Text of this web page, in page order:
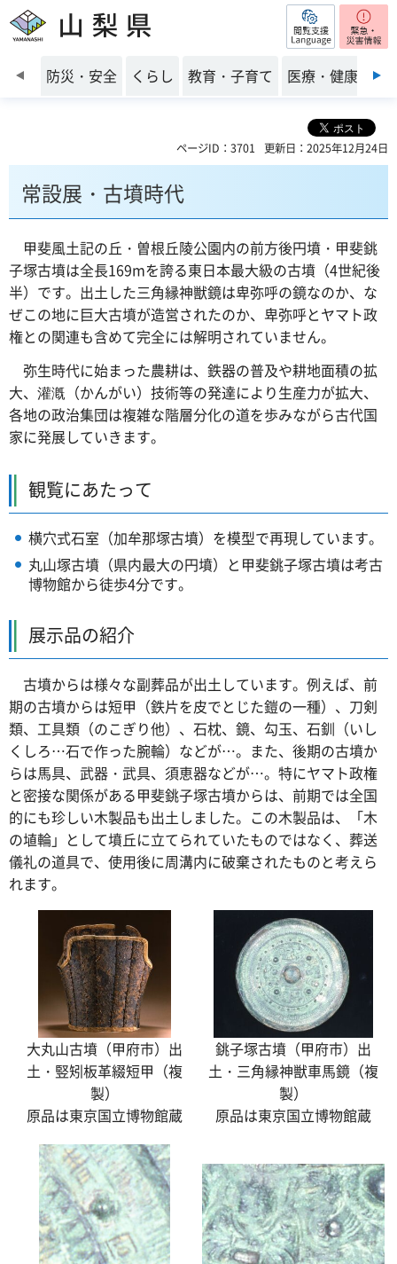
山梨県 閲覧支援
前のスライドを表示
防災・安全 くらし 教育・子育て 医療・健康・福
ページID：3701 更新日：2025年12月24日
常設展・古墳時代
甲斐風土記の丘・曽根丘陵公園内の前方後円墳・甲斐銚
子塚古墳は全長169mを誇る東日本最大級の古墳（4世紀後
半）です。出土した三角縁神獣鏡は卑弥呼の鏡なのか、な
ぜこの地に巨大古墳が造営されたのか、卑弥呼とヤマト政
権との関連も含めて完全には解明されていません。
弥生時代に始まった農耕は、鉄器の普及や耕地面積の拡
大、灌漑（かんがい）技術等の発達により生産力が拡大、
各地の政治集団は複雑な階層分化の道を歩みながら古代国
家に発展していきます。
観覧にあたって
横穴式石室（加牟那塚古墳）を模型で再現しています。
丸山塚古墳（県内最大の円墳）と甲斐銚子塚古墳は考古
博物館から徒歩4分です。
展示品の紹介
古墳からは様々な副葬品が出土しています。例えば、前
期の古墳からは短甲（鉄片を皮でとじた鎧の一種）、刀剣
類、工具類（のこぎり他）、石枕、鏡、勾玉、石釧（いし
くしろ…石で作った腕輪）などが…。また、後期の古墳か
らは馬具、武器・武具、須恵器などが…。特にヤマト政権
と密接な関係がある甲斐銚子塚古墳からは、前期では全国
的にも珍しい木製品も出土しました。この木製品は、「木
の埴輪」として墳丘に立てられていたものではなく、葬送
儀礼の道具で、使用後に周溝内に破棄されたものと考えら
れます。
大丸山古墳（甲府市）出
土・竪矧板革綴短甲（複
製）
原品は東京国立博物館蔵
銚子塚古墳（甲府市）出
土・三角縁神獣車馬鏡（複
製）
原品は東京国立博物館蔵